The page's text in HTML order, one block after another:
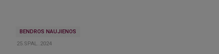
BENDROS NAUJIENOS
25.SPAL..2024